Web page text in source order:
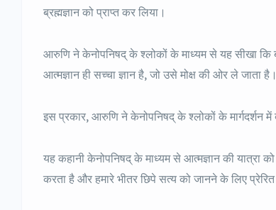
ब्रह्मज्ञान को प्राप्त कर लिया।
आरुणि ने केनोपनिषद् के श्लोकों के माध्यम से यह सीखा कि
आत्मज्ञान ही सच्चा ज्ञान है, जो उसे मोक्ष की ओर ले जाता है।
इस प्रकार, आरुणि ने केनोपनिषद् के श्लोकों के मार्गदर्शन में
यह कहानी केनोपनिषद् के माध्यम से आत्मज्ञान की यात्रा
करता है और हमारे भीतर छिपे सत्य को जानने के लिए